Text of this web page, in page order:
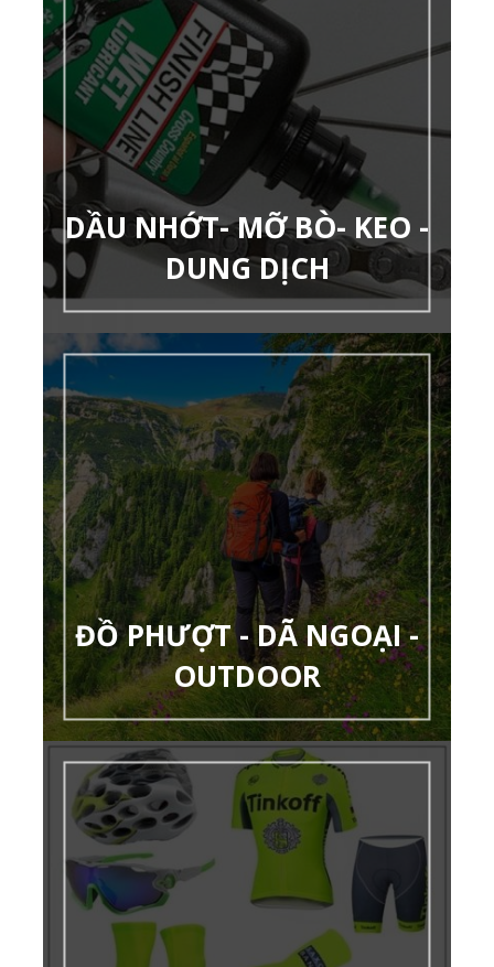
DẦU NHỚT- MỠ BÒ- KEO -
DUNG DỊCH
ĐỒ PHƯỢT - DÃ NGOẠI -
OUTDOOR